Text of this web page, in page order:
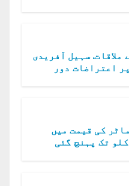
ملاقات. سہیل آفریدی
اعتراضات دور
کی قیمت میں